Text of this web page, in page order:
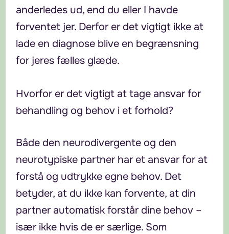
anderledes ud, end du eller I havde
forventet jer. Derfor er det vigtigt ikke at
lade en diagnose blive en begrænsning
for jeres fælles glæde.
Hvorfor er det vigtigt at tage ansvar for
behandling og behov i et forhold?
Både den neurodivergente og den
neurotypiske partner har et ansvar for at
forstå og udtrykke egne behov. Det
betyder, at du ikke kan forvente, at din
partner automatisk forstår dine behov –
især ikke hvis de er særlige. Som